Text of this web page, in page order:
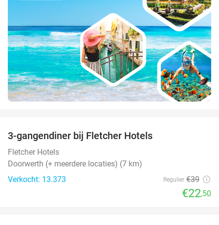
3-gangendiner bij Fletcher Hotels
Fletcher Hotels
Doorwerth (+ meerdere locaties) (7 km)
Verkocht: 13.373
Regulier €39
€22,50